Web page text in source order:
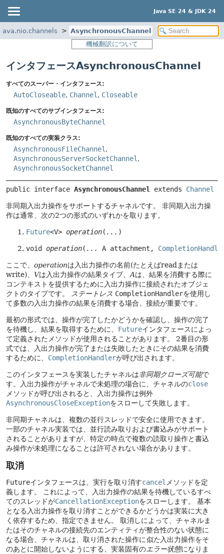
Java SE 24 & JDK 24
java.nio.channels
AsynchronousChannel
機械翻訳について
インタフェースAsynchronousChannel
すべてのスーパー・インタフェース:
AutoCloseable, Channel , Closeable
既知のすべてのサブインタフェース:
AsynchronousByteChannel
既知のすべての実装クラス:
AsynchronousFileChannel ,
AsynchronousServerSocketChannel ,
AsynchronousSocketChannel
public interface AsynchronousChannel extends Channel
非同期入出力操作をサポートするチャネルです。
非同期入出力操
作は通常、次の2つの形式のいずれかを取ります。
Future<V> operation( ... )
void operation( ... A attachment,
ここで、 operationは入出力操作の名前(たとえばreadまたは
write)、 Vは入出力操作の結果タイプ、 Aは、結果を消費する際に
コンテキストを提供するために入出力操作に接続されたオブジェ
クトのタイプです。
ステートレス CompletionHandlerを使用し
て多数の入出力操作の結果を消費する場合、接続が重要です。
最初の形式では、操作が完了したかどうかを確認し、操作の完了
を待機し、結果を取得するために、 Futureインタフェースによっ
て定義されたメソッドが使用されることがあります。
2番目の形
式では、入出力操作が完了または失敗したときにその結果を消費
するために、 CompletionHandlerが呼び出されます。
このインタフェースを実装したチャネルは非同期クローズ可能で
す。入出力操作がチャネルで未処理の場合に、チャネルのclose
メソッドが呼び出されると、入出力操作は例外
AsynchronousCloseExceptionをスローして失敗します。
非同期チャネルは、複数の並行スレッドで安全に使用できます。
一部のチャネル実装では、並行読み取りおよび書込みがサポート
されることがありますが、特定の時点で複数の読取り操作と書込
み操作が未処理になることは許可されない場合があります。
取消
Futureインタフェースは、実行を取り消すcancel メソッドを定
義します。
これによって、入出力操作の結果を待機しているすべ
てのスレッドがCancellationExceptionをスローします。
基本
となる入出力操作を取り消すことができるかどうかは実装に大き
く依存するため、指定できません。
取消しによって、チャネルま
たはそのチャネルの接続先のエンティティが整合性のない状態に
なる場合、チャネルは、取り消された操作に似た入出力操作をそ
のあとに開始しないようにする、実装固有のエラー状態になりま